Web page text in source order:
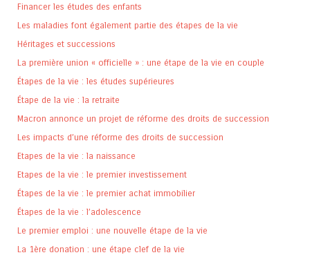
Financer les études des enfants
Les maladies font également partie des étapes de la vie
Héritages et successions
La première union « officielle » : une étape de la vie en couple
Étapes de la vie : les études supérieures
Étape de la vie : la retraite
Macron annonce un projet de réforme des droits de succession
Les impacts d’une réforme des droits de succession
Etapes de la vie : la naissance
Etapes de la vie : le premier investissement
Étapes de la vie : le premier achat immobilier
Étapes de la vie : l’adolescence
Le premier emploi : une nouvelle étape de la vie
La 1ère donation : une étape clef de la vie